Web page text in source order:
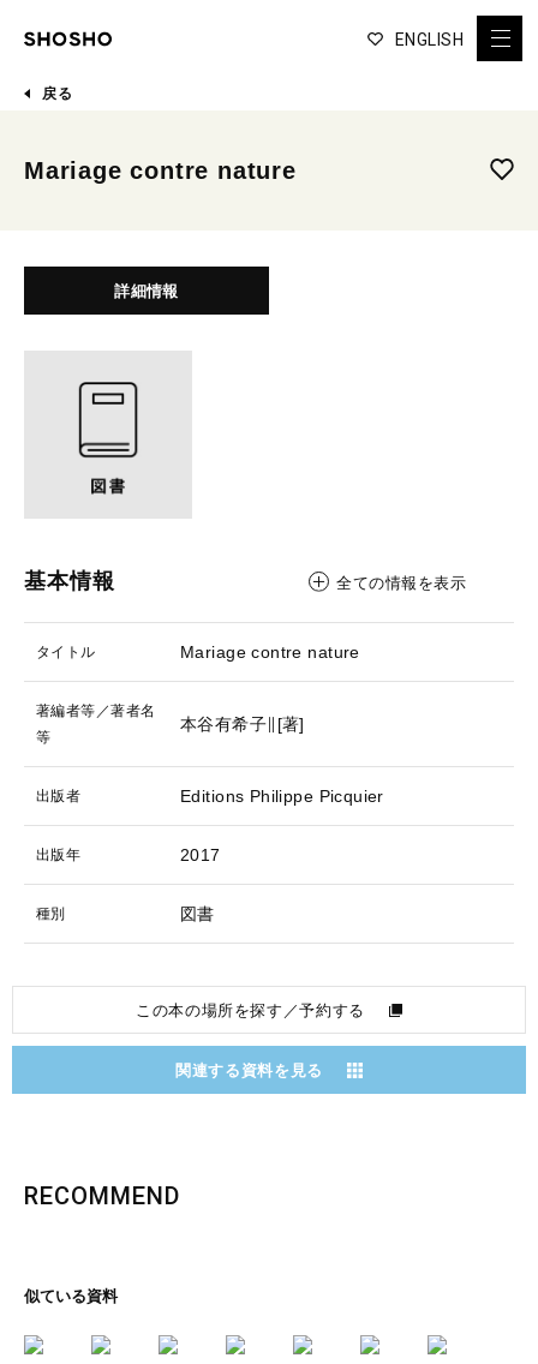
ENGLISH
戻る
Mariage contre nature
詳細情報
基本情報 全ての情報を表示
タイトル Mariage contre nature
著編者等／著者名
等
本谷有希子∥[著]
出版者 Editions Philippe Picquier
出版年 2017
種別 図書
この本の場所を探す／予約する
関連する資料を見る
RECOMMEND
似ている資料